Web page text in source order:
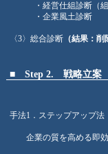
・経営仕組診断（組
・企業風土診断
〈3〉総合診断 （結果：削
■ Step 2. 戦略立案
手法1．ステップアップ法
企業の質を高める即効